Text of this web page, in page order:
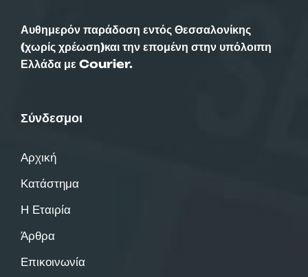
Αυθημερόν παράδοση εντός Θεσσαλονίκης
(χωρίς χρέωση)και την επομένη στην υπόλοιπη
Ελλάδα με Courier.
Σύνδεσμοι
Αρχική
Κατάστημα
Η Εταιρία
Άρθρα
Επικοινωνία